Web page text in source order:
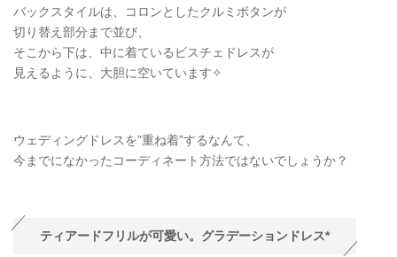
バックスタイルは、コロンとしたクルミボタンが
切り替え部分まで並び、
そこから下は、中に着ているビスチェドレスが
見えるように、大胆に空いています✧
ウェディングドレスを”重ね着”するなんて、
今までになかったコーディネート方法ではないでしょうか？
ティアードフリルが可愛い。グラデーションドレス*